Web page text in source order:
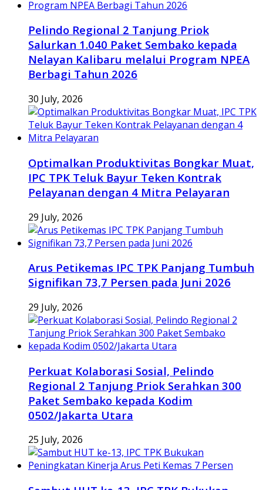
Pelindo Regional 2 Tanjung Priok
Salurkan 1.040 Paket Sembako kepada
Nelayan Kalibaru melalui Program NPEA
Berbagi Tahun 2026
30 July, 2026
Optimalkan Produktivitas Bongkar Muat,
IPC TPK Teluk Bayur Teken Kontrak
Pelayanan dengan 4 Mitra Pelayaran
29 July, 2026
Arus Petikemas IPC TPK Panjang Tumbuh
Signifikan 73,7 Persen pada Juni 2026
29 July, 2026
Perkuat Kolaborasi Sosial, Pelindo
Regional 2 Tanjung Priok Serahkan 300
Paket Sembako kepada Kodim
0502/Jakarta Utara
25 July, 2026